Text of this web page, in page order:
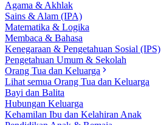
Agama & Akhlak
Sains & Alam (IPA)
Matematika & Logika
Membaca & Bahasa
Kenegaraan & Pengetahuan Sosial (IPS)
Pengetahuan Umum & Sekolah
Orang Tua dan Keluarga
Lihat semua Orang Tua dan Keluarga
Bayi dan Balita
Hubungan Keluarga
Kehamilan Ibu dan Kelahiran Anak